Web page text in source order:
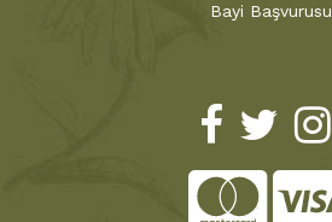
Bayi Başvurusu